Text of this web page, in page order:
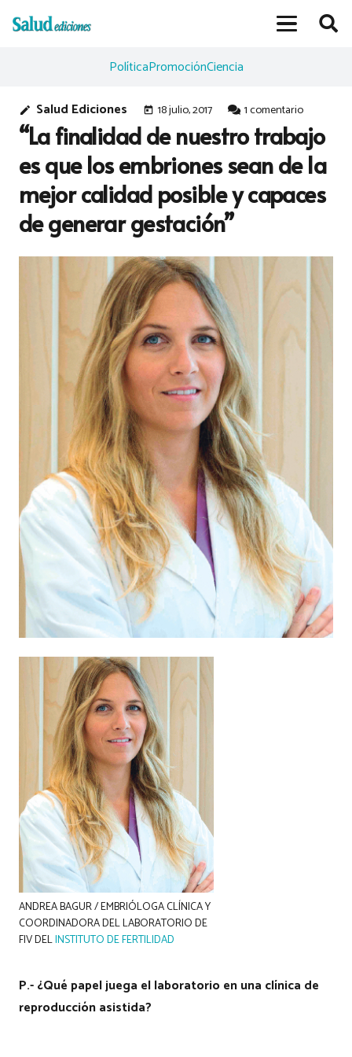
PolíticaPromociónCiencia
edit Salud Ediciones today 18 julio, 2017 1comentario
“La finalidad de nuestro trabajo
es que los embriones sean de la
mejor calidad posible y capaces
de generar gestación”
ANDREA BAGUR / EMBRIÓLOGA CLÍNICA Y
COORDINADORA DEL LABORATORIO DE
FIV DELINSTITUTO DE FERTILIDAD
P.- ¿Qué papel juega el laboratorio en una clínica de
reproducción asistida?